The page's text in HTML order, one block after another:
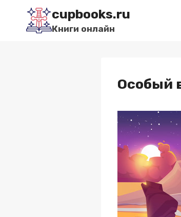
Перейти
содержимому
cupbooks.ru
Книги онлайн
Особый